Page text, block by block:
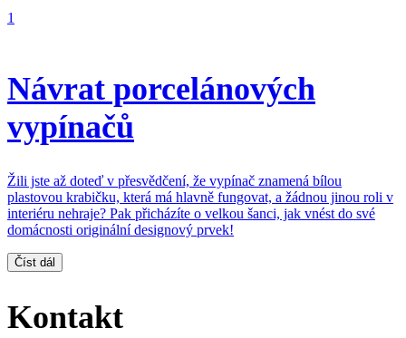
1
Návrat porcelánových
vypínačů
Žili jste až doteď v přesvědčení, že vypínač znamená bílou
plastovou krabičku, která má hlavně fungovat, a žádnou jinou roli v
interiéru nehraje? Pak přicházíte o velkou šanci, jak vnést do své
domácnosti originální designový prvek!
Číst dál
Kontakt